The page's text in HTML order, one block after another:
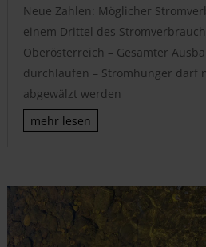
Neue Zahlen: Möglicher
einem Drittel des
Oberösterreich – Gesamter
durchlaufen – Stromhunger darf
abgewälzt werden
mehr lesen